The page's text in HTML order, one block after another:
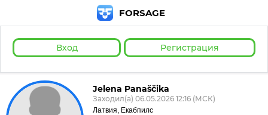
FORSAGE
Вход Регистрация
Jelena Panaščika
Заходил(а) 06.05.2026 12:16 (МСК)
Латвия, Екабпилс